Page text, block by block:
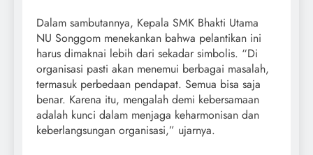
Dalam sambutannya, Kepala SMK Bhakti Utama
NU Songgom menekankan bahwa pelantikan ini
harus dimaknai lebih dari sekadar simbolis. “Di
organisasi pasti akan menemui berbagai masalah,
termasuk perbedaan pendapat. Semua bisa saja
benar. Karena itu, mengalah demi kebersamaan
adalah kunci dalam menjaga keharmonisan dan
keberlangsungan organisasi,” ujarnya.